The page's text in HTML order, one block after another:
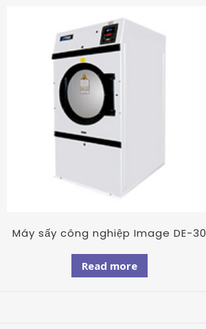
Máy sấy công nghiệp Image DE-30
Read more